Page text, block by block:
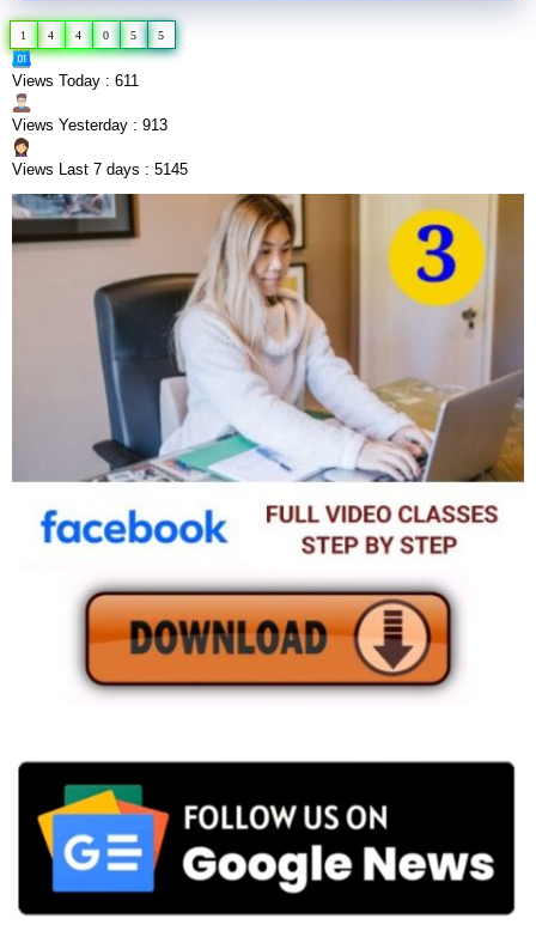
1 4 4 0 5 5
Views Today : 611
Views Yesterday : 913
Views Last 7 days : 5145